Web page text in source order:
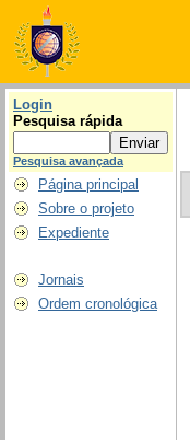
Login
Pesquisa rápida
Pesquisa avançada
Página principal
Sobre o projeto
Expediente
Jornais
Ordem cronológica